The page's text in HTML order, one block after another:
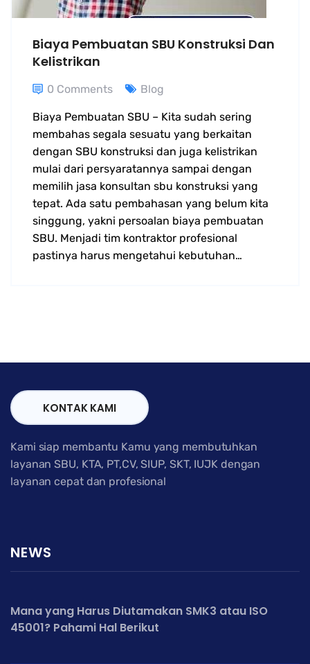
Biaya Pembuatan SBU Konstruksi Dan
Kelistrikan
0 Comments Blog
Biaya Pembuatan SBU – Kita sudah sering
membahas segala sesuatu yang berkaitan
dengan SBU konstruksi dan juga kelistrikan
mulai dari persyaratannya sampai dengan
memilih jasa konsultan sbu konstruksi yang
tepat. Ada satu pembahasan yang belum kita
singgung, yakni persoalan biaya pembuatan
SBU. Menjadi tim kontraktor profesional
pastinya harus mengetahui kebutuhan…
KONTAK KAMI
Kami siap membantu Kamu yang membutuhkan
layanan SBU, KTA, PT,CV, SIUP, SKT, IUJK dengan
layanan cepat dan profesional
NEWS
Mana yang Harus Diutamakan SMK3 atau ISO
45001? Pahami Hal Berikut